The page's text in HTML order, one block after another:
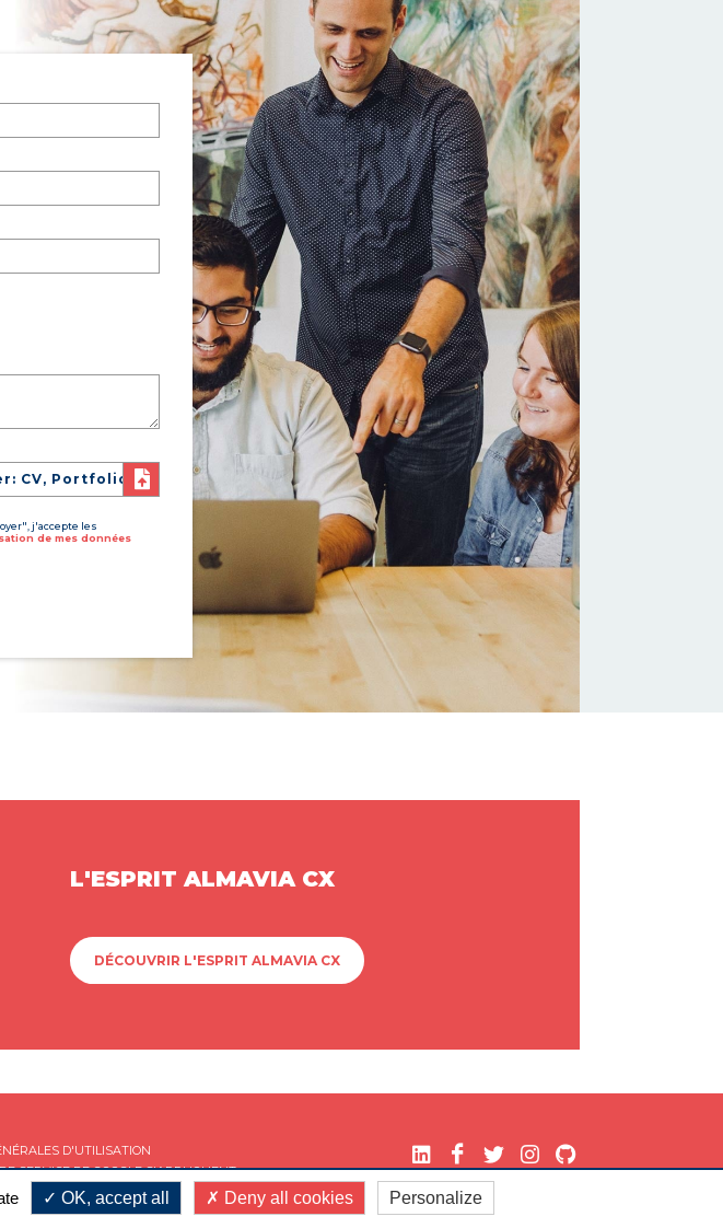
CV, Portfolio
j'accepte les
de mes données
L'ESPRIT ALMAVIA CX
DÉCOUVRIR L'ESPRIT ALMAVIA CX
D'UTILISATION
SERVICEDE GOOGLE S'APPLIQUENT.
OK, accept all Deny all cookies Personalize